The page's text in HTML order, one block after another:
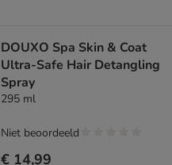
DOUXO Spa Skin & Coat
Ultra-Safe Hair Detangling
Spray
295 ml
€ 14,99
Niet beoordeeld